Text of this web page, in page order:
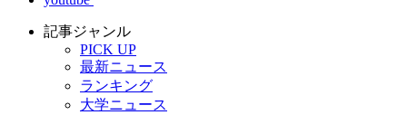
記事ジャンル
PICK UP
最新ニュース
ランキング
大学ニュース